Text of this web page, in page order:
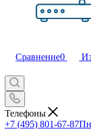
Сравнение0
Телефоны
+7 (495) 801-67-87